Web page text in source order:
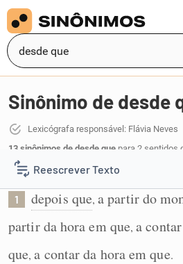
Reescrever Texto
Resumir Texto
Corrigir Texto
Sinônimo de desde
Lexicógrafa responsável: Flávia Neves
13 sinônimos de desde que para 2 sentidos
A partir do momento em que:
1 depois que, a partir do
partir da hora em que,a
que,a contar da hora em que.